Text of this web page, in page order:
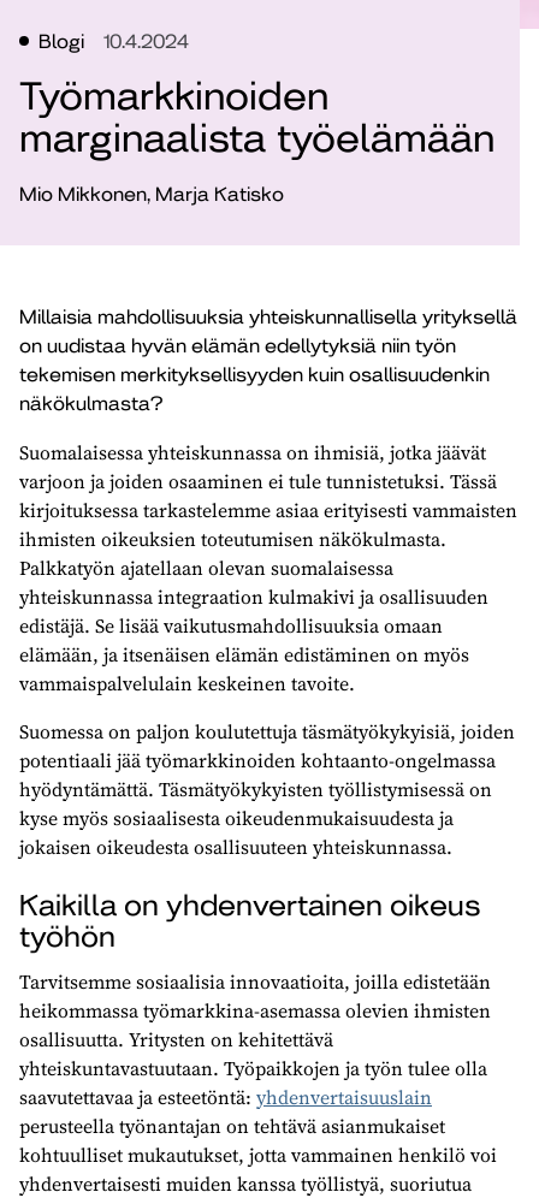
Blogi 10.4.2024
Työmarkkinoiden
marginaalista työelämään
Mio Mikkonen, Marja Katisko
Millaisia mahdollisuuksia yhteiskunnallisella yrityksellä
on uudistaa hyvän elämän edellytyksiä niin työn
tekemisen merkityksellisyyden kuin osallisuudenkin
näkökulmasta?
Suomalaisessa yhteiskunnassa on ihmisiä, jotka jäävät
varjoon ja joiden osaaminen ei tule tunnistetuksi. Tässä
kirjoituksessa tarkastelemme asiaa erityisesti vammaisten
ihmisten oikeuksien toteutumisen näkökulmasta.
Palkkatyön ajatellaan olevan suomalaisessa
yhteiskunnassa integraation kulmakivi ja osallisuuden
edistäjä. Se lisää vaikutusmahdollisuuksia omaan
elämään, ja itsenäisen elämän edistäminen on myös
vammaispalvelulain keskeinen tavoite.
Suomessa on paljon koulutettuja täsmätyökykyisiä, joiden
potentiaali jää työmarkkinoiden kohtaanto-ongelmassa
hyödyntämättä. Täsmätyökykyisten työllistymisessä on
kyse myös sosiaalisesta oikeudenmukaisuudesta ja
jokaisen oikeudesta osallisuuteen yhteiskunnassa.
Kaikilla on yhdenvertainen oikeus
työhön
Tarvitsemme sosiaalisia innovaatioita, joilla edistetään
heikommassa työmarkkina-asemassa olevien ihmisten
osallisuutta. Yritysten on kehitettävä
yhteiskuntavastuutaan. Työpaikkojen ja työn tulee olla
saavutettavaa ja esteetöntä: yhdenvertaisuuslain
perusteella työnantajan on tehtävä asianmukaiset
kohtuulliset mukautukset, jotta vammainen henkilö voi
yhdenvertaisesti muiden kanssa työllistyä, suoriutua